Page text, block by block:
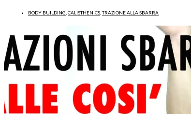
BODY BUILDING CALISTHENICS ,TRAZIONE ALLA SBARRA